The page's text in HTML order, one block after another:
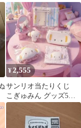
いぐるみマスコット
¥2,555
サンリオ当たりくじ
こぎゅみん グッズ5セ
ット